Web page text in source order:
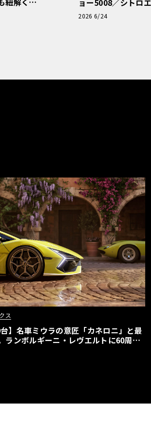
読者一気乗りレポート
2026 6/24
ス
台】名車ミウラの意匠「カネロニ」と最
ランボルギーニ・レヴエルトに60周年